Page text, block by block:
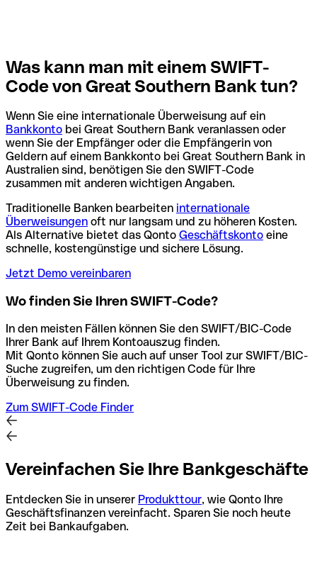
Was kann man mit einem SWIFT-
Code von Great Southern Bank tun?
Wenn Sie eine internationale Überweisung auf ein
Bankkonto bei Great Southern Bank veranlassen oder
wenn Sie der Empfänger oder die Empfängerin von
Geldern auf einem Bankkonto bei Great Southern Bank in
Australien sind, benötigen Sie den SWIFT-Code
zusammen mit anderen wichtigen Angaben.
Traditionelle Banken bearbeiten internationale
Überweisungen oft nur langsam und zu höheren Kosten.
Als Alternative bietet das Qonto Geschäftskonto eine
schnelle, kostengünstige und sichere Lösung.
Jetzt Demo vereinbaren
Wo finden Sie Ihren SWIFT-Code?
In den meisten Fällen können Sie den SWIFT/BIC-Code
Ihrer Bank auf Ihrem Kontoauszug finden.
Mit Qonto können Sie auch auf unser Tool zur SWIFT/BIC-
Suche zugreifen, um den richtigen Code für Ihre
Überweisung zu finden.
Zum SWIFT-Code Finder
Vereinfachen Sie Ihre Bankgeschäfte
Entdecken Sie in unserer Produkttour, wie Qonto Ihre
Geschäftsfinanzen vereinfacht. Sparen Sie noch heute
Zeit bei Bankaufgaben.